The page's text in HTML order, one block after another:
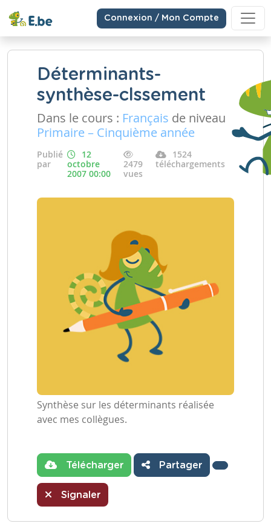
Connexion / Mon Compte
Déterminants-
synthèse-clssement
Dans le cours : Français de niveau
Primaire – Cinquième année
Publié
par
12
octobre
2007 00:00
2479
vues
1524
téléchargements
Synthèse sur les déterminants réalisée
avec mes collègues.
Télécharger Partager
Signaler